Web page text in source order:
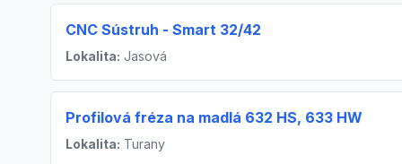
CNC Sústruh - Smart 32/42
Lokalita: Jasová
Profilová fréza na madlá 632 HS, 633 HW
Lokalita: Turany